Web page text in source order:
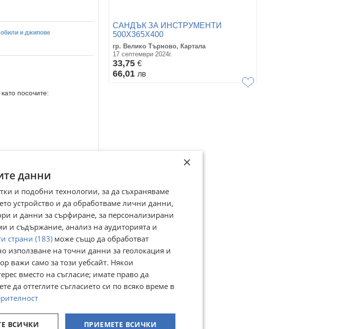
и джипове
посочите:
САНДЪК ЗА ИНСТРУМЕНТИ
500X365X400
гр. Велико Търново, Картала
17 септември 2024г.
33,75 €
66,01 лв
×
данни
и подобни технологии, за да съхраняваме
устройство и да обработваме лични данни,
и данни за сърфиране, за персонализирани
и съдържание, анализ на аудиторията и
страни (183) може също да обработват
използване на точни данни за геолокация и
важи само за този уебсайт. Някои
вместо на съгласие; имате право да
да оттеглите съгласието си по всяко време в
ПРИЕМЕТЕ ВСИЧКИ
ВСИЧКИ